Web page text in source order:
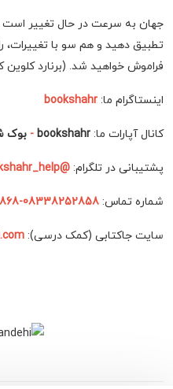
جهان به سرعت در حال تغییر است و
تطبیق دهید و هم سو با تغییرات،
فراموش خواهید شد. (برنارد کلوین
اینستاگرام ما: bookshahr
کانال آپارات ما: bookshahr
- بوک
پشتیبانی در تلگرام: @bookshahr_help
شماره تماس: 08338252858-08338252868
سایت جاکتابی (کمک درسی):